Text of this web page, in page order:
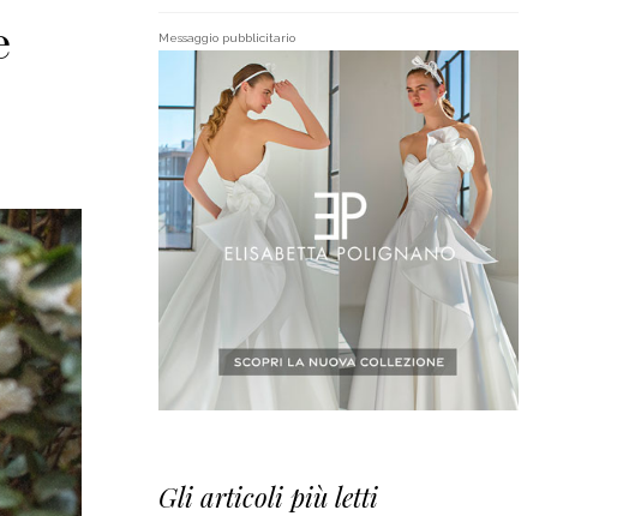
Messaggio pubblicitario
Gli articoli più letti